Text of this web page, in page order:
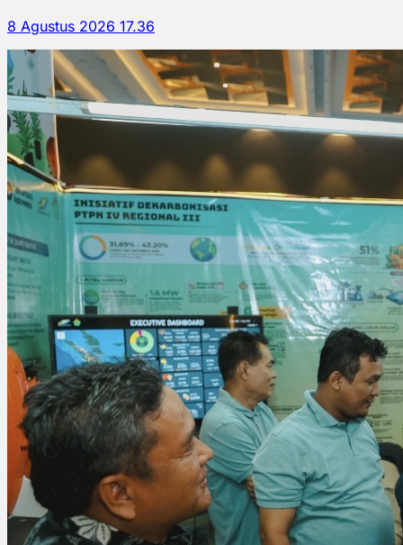
8 Agustus 2026 17.36